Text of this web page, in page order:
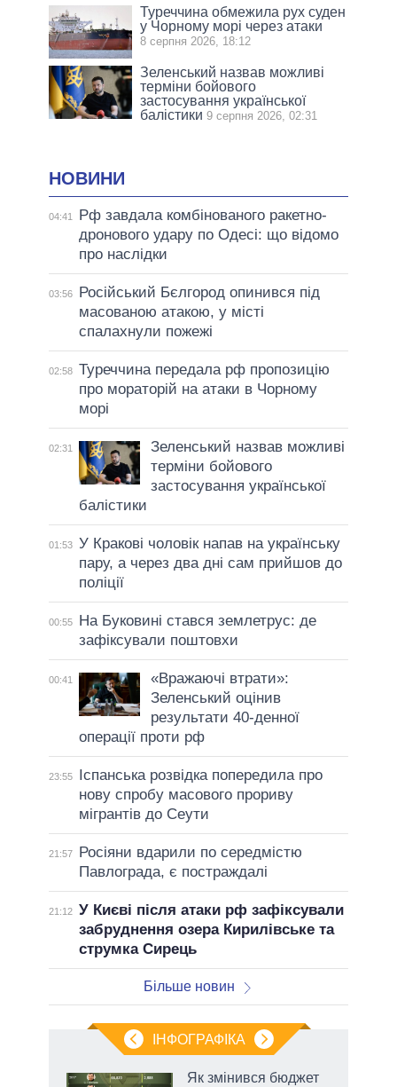
Туреччина обмежила рух суден
у Чорному морі через атаки
8 серпня 2026, 18:12
Зеленський назвав можливі
терміни бойового
застосування української
балістики 9 серпня 2026, 02:31
НОВИНИ
04:41
Рф завдала комбінованого ракетно-
дронового удару по Одесі: що відомо
про наслідки
03:56
Російський Бєлгород опинився під
масованою атакою, у місті
спалахнули пожежі
02:58 Туреччина передала рф пропозицію
про мораторій на атаки в Чорному
морі
02:31
Зеленський назвав можливі
терміни бойового
застосування української
балістики
01:53 У Кракові чоловік напав на українську
пару, а через два дні сам прийшов до
поліції
00:55
На Буковині стався землетрус: де
зафіксували поштовхи
00:41
«Вражаючі втрати»:
Зеленський оцінив
результати 40-денної
операції проти рф
23:55
Іспанська розвідка попередила про
нову спробу масового прориву
мігрантів до Сеути
21:57
Росіяни вдарили по середмістю
Павлограда, є постраждалі
21:12 У Києві після атаки рф зафіксували
забруднення озера Кирилівське та
струмка Сирець
Більше новин
ІНФОГРАФІКА
Як змінився бюджет